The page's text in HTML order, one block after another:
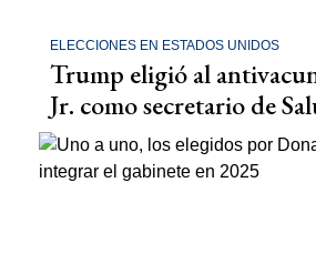
ELECCIONES EN ESTADOS UNIDOS
Trump eligió al
Jr. como secretario de